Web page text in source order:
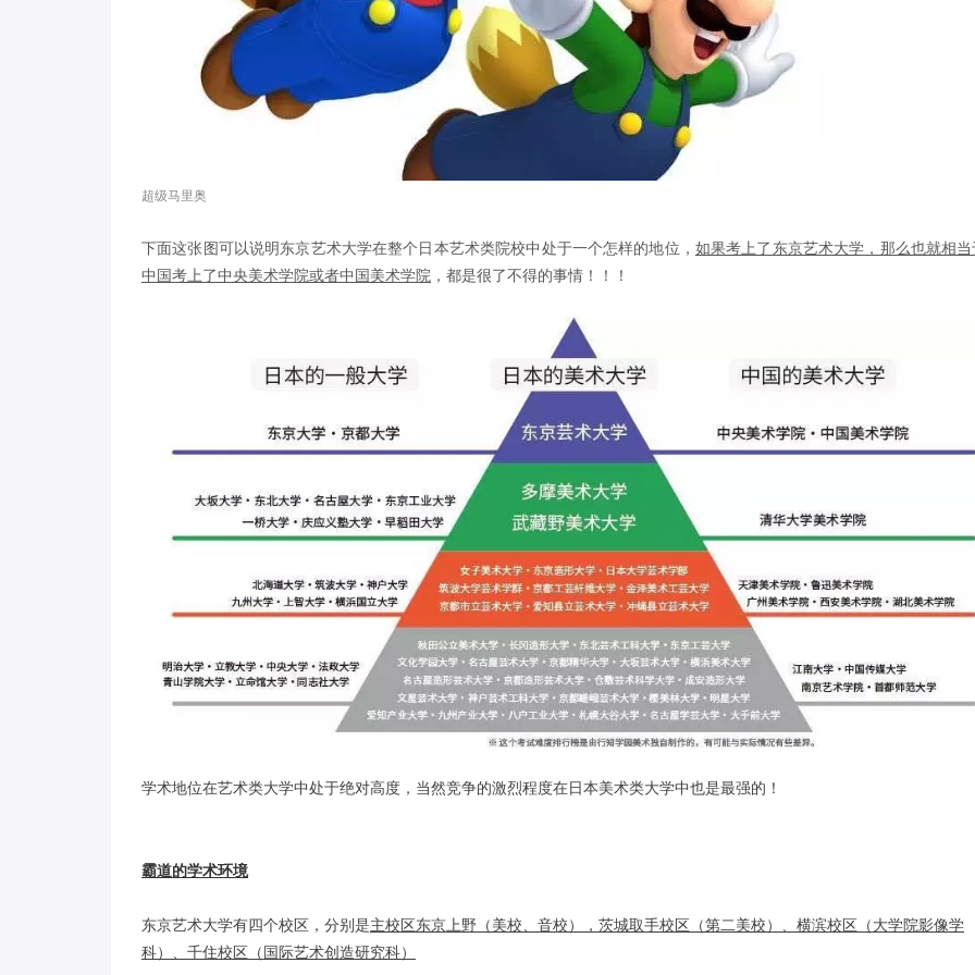
超级马里奥
下面这张图可以说明东京艺术大学在整个日本艺术类院校中处于一个怎样的地位， 如果考上了东京艺术大学，那么也就相当
中国考上了中央美术学院或者中国美术学院 ，都是很了不得的事情！！！
学术地位在艺术类大学中处于绝对高度，当然竞争的激烈程度在日本美术类大学中也是最强的！
霸道的学术环境
东京艺术大学有四个校区，分别是主校区东京上野（美校、音校），茨城取手校区（第二美校）、横滨校区（大学院影像学
科）、千住校区（国际艺术创造研究科）